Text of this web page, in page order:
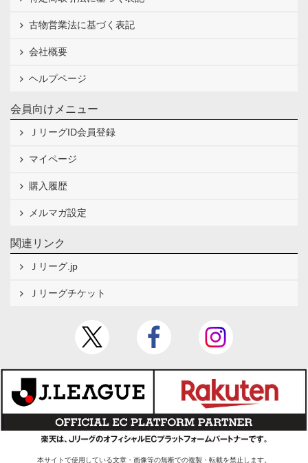
古物営業法に基づく表記
会社概要
ヘルプページ
会員向けメニュー
ＪリーグID会員登録
マイページ
購入履歴
メルマガ設定
関連リンク
Ｊリーグ.jp
Ｊリーグチケット
本サイトで使用している文章・画像等の無断での複製・転載を禁止します。